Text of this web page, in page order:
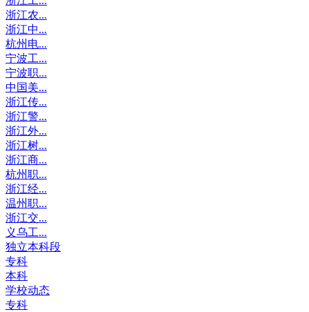
浙江农...
浙江中...
杭州电...
宁波工...
宁波职...
中国美...
浙江传...
浙江警...
浙江外...
浙江树...
浙江商...
杭州职...
浙江经...
温州职...
浙江交...
义乌工...
独立本科段
专科
本科
学校动态
专科